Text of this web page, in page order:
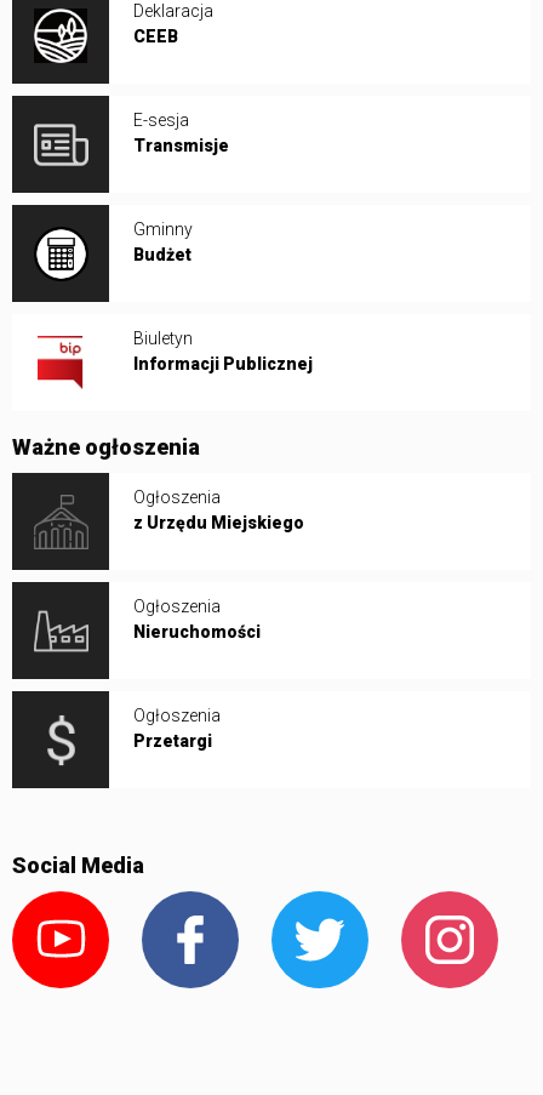
Deklaracja
CEEB
E-sesja
Transmisje
Gminny
Budżet
Biuletyn
Informacji Publicznej
Ważne ogłoszenia
Ogłoszenia
z Urzędu Miejskiego
Ogłoszenia
Nieruchomości
Ogłoszenia
Przetargi
Social Media